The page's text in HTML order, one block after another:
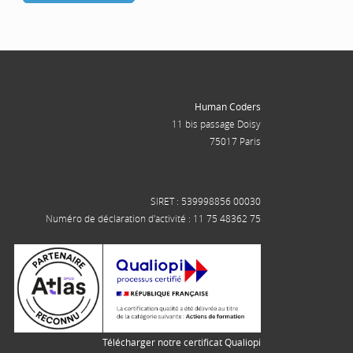
Human Coders
11 bis passage Doisy
75017 Paris
SIRET : 539998856 00030
Numéro de déclaration d'activité : 11 75 48362 75
Télécharger notre certificat Qualiopi